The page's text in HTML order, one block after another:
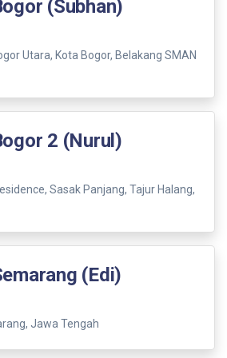
(Subhan)
Utara, Kota Bogor, Belakang SMAN
2 (Nurul)
Sasak Panjang, Tajur Halang,
(Edi)
Jawa Tengah